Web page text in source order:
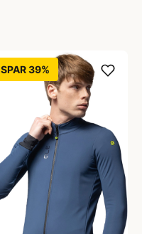
SPAR 39%